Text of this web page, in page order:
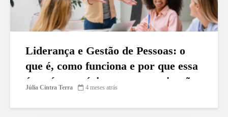
Liderança e Gestão de Pessoas: o
que é, como funciona e por que essa
área é estratégica para organizações
Júlia Cintra Terra 4 meses atrás